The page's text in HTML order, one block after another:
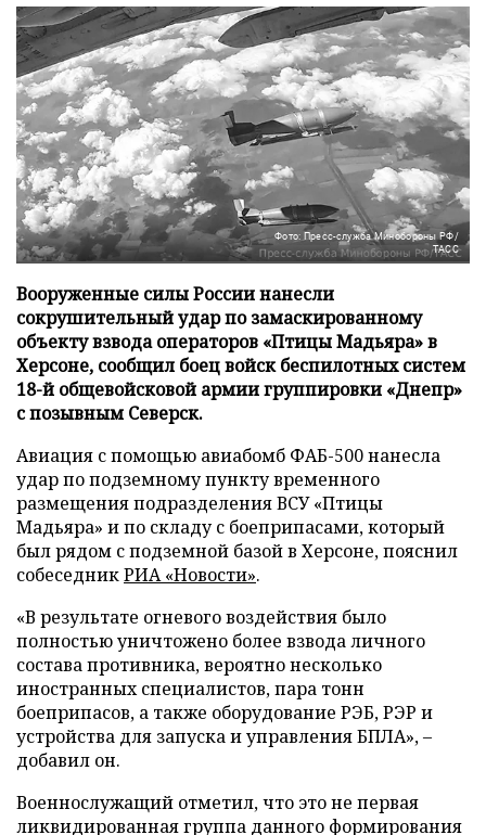
Фото: Пресс-служба Минобороны РФ/
ТАСС
Вооруженные силы России нанесли
сокрушительный удар по замаскированному
объекту взвода операторов «Птицы Мадьяра» в
Херсоне, сообщил боец войск беспилотных систем
18-й общевойсковой армии группировки «Днепр»
с позывным Северск.
Авиация с помощью авиабомб ФАБ-500 нанесла
удар по подземному пункту временного
размещения подразделения ВСУ «Птицы
Мадьяра» и по складу с боеприпасами, который
был рядом с подземной базой в Херсоне, пояснил
собеседникРИА «Новости».
«В результате огневого воздействия было
полностью уничтожено более взвода личного
состава противника, вероятно несколько
иностранных специалистов, пара тонн
боеприпасов, а также оборудование РЭБ, РЭР и
устройства для запуска и управления БПЛА», –
добавил он.
Военнослужащий отметил, что это не первая
ликвидированная группа данного формирования